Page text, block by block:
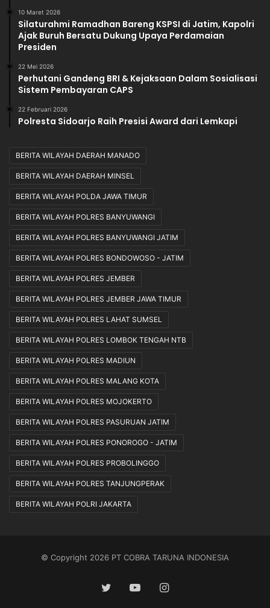
10 Maret 2026
Silaturahmi Ramadhan Bareng KSPSI di Jatim, Kapolri
Ajak Buruh Bersatu Dukung Upaya Perdamaian
Presiden
22 Mei 2026
Perhutani Gandeng BRI & Kejaksaan Dalam Sosialisasi
Sistem Pembayaran CAPS
22 Februari 2026
Polresta Sidoarjo Raih Presisi Award dari Lemkapi
BERITA WILAYAH DAERAH MANADO
BERITA WILAYAH DAERAH MINSEL
BERITA WILAYAH POLDA JAWA TIMUR
BERITA WILAYAH POLRES BANYUWANGI
BERITA WILAYAH POLRES BANYUWANGI JATIM
BERITA WILAYAH POLRES BONDOWOSO - JATIM
BERITA WILAYAH POLRES JEMBER
BERITA WILAYAH POLRES JEMBER JAWA TIMUR
BERITA WILAYAH POLRES LAHAT SUMSEL
BERITA WILAYAH POLRES LOMBOK TENGAH NTB
BERITA WILAYAH POLRES MADIUN
BERITA WILAYAH POLRES MALANG KOTA
BERITA WILAYAH POLRES MOJOKERTO
BERITA WILAYAH POLRES PASURUAN JATIM
BERITA WILAYAH POLRES PONOROGO - JATIM
BERITA WILAYAH POLRES PROBOLINGGO
BERITA WILAYAH POLRES TANJUNGPERAK
BERITA WILAYAH POLRI JAKARTA
© Copyright 2026 PT COBRA TARUNA INDONESIA
TwitterYouTubeInstagram